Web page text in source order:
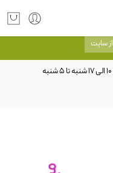
و بسته بندی خود شرکت لانگ لایف
شیشه و بسته بندی را ملاحظه
سایت